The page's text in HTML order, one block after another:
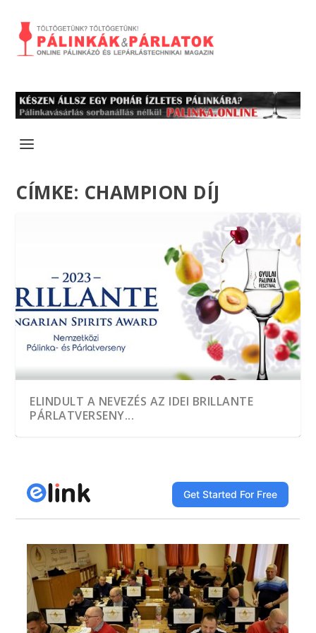
CÍMKE: CHAMPION DÍJ
ELINDULT A NEVEZÉS AZ IDEI BRILLANTE
PÁRLATVERSENY...
A HEGYKŐI 1 CSEPP PÁLINKAMANUFAKTÚRA
TÖBB, MINT EZER MINTÁT KÓSTOLTAK A
A JÓ PÁLINKA GAZDASÁGI ÉRTÉK
DÍJNYERTES PÁLINKA NINCS ALKOTÁS ÉS
A GYÜMÖLCS LEGJAVÁT ZÁRJÁK BE AZ